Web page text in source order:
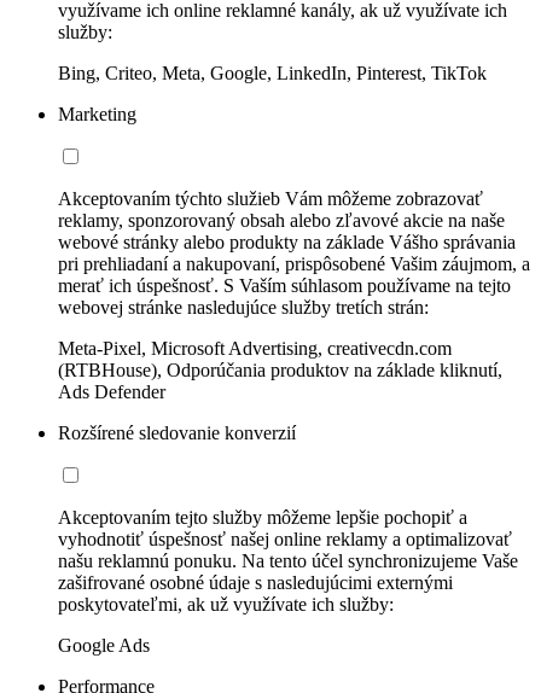
využívame ich online reklamné kanály, ak už využívate ich
služby:
Bing, Criteo, Meta, Google, LinkedIn, Pinterest, TikTok
Marketing
Akceptovaním týchto služieb Vám môžeme zobrazovať
reklamy, sponzorovaný obsah alebo zľavové akcie na naše
webové stránky alebo produkty na základe Vášho správania
pri prehliadaní a nakupovaní, prispôsobené Vašim záujmom, a
merať ich úspešnosť. S Vaším súhlasom používame na tejto
webovej stránke nasledujúce služby tretích strán:
Meta-Pixel, Microsoft Advertising, creativecdn.com
(RTBHouse), Odporúčania produktov na základe kliknutí,
Ads Defender
Rozšírené sledovanie konverzií
Akceptovaním tejto služby môžeme lepšie pochopiť a
vyhodnotiť úspešnosť našej online reklamy a optimalizovať
našu reklamnú ponuku. Na tento účel synchronizujeme Vaše
zašifrované osobné údaje s nasledujúcimi externými
poskytovateľmi, ak už využívate ich služby:
Google Ads
Performance